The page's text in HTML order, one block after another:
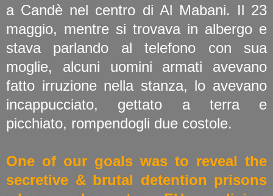
a Candè nel centro di Al Mabani. Il 23
maggio, mentre si trovava in albergo e
stava parlando al telefono con sua
moglie, alcuni uomini armati avevano
fatto irruzione nella stanza, lo avevano
incappucciato, gettato a terra e
picchiato, rompendogli due costole.
One of our goals was to reveal the
secretive & brutal detention prisons